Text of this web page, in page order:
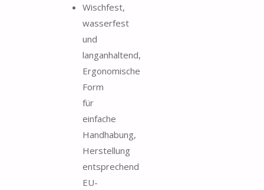
Wischfest,
wasserfest
und
langanhaltend,
Ergonomische
Form
für
einfache
Handhabung,
Herstellung
entsprechend
EU-